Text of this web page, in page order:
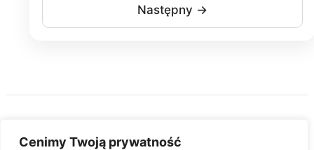
Cenimy Twoją prywatność
Następny →